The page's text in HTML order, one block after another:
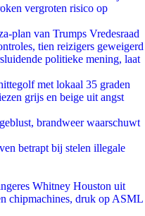
vergroten risico op
plan van Trumps Vredesraad
tien reizigers geweigerd
politieke mening, laat
met lokaal 35 graden
grijs en beige uit angst
brandweer waarschuwt
betrapt bij stelen illegale
Whitney Houston uit
chipmachines, druk op ASML